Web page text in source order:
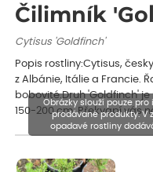
Čilimník
Cytisus 'Goldfinch'
Popis rostliny:Cytisus,
z Albánie, Itálie a Francie.
bobovité.Druh 'Goldfinch'
150-200 cm. Překvapí vás
Obrázky slouží pouze
prodávané produkty. V
opadavé rostliny
Rostliny mohou být také